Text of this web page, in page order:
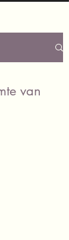
van